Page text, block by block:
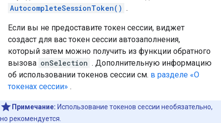
AutocompleteSessionToken() .
Если вы не предоставите токен сессии, виджет
создаст для вас токен сессии автозаполнения,
который затем можно получить из функции обратного
вызова onSelection . Дополнительную информацию
об использовании токенов сессии см. в разделе «О
токенах сессии» .
Примечание: Использование токенов сессии необязательно,
но рекомендуется.